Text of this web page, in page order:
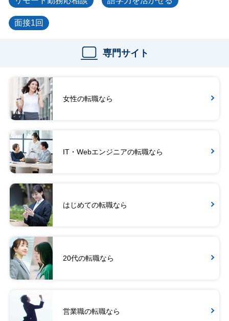
面接1回
専門サイト
女性の転職なら
IT・Webエンジニアの転職なら
はじめての転職なら
20代の転職なら
営業職の転職なら